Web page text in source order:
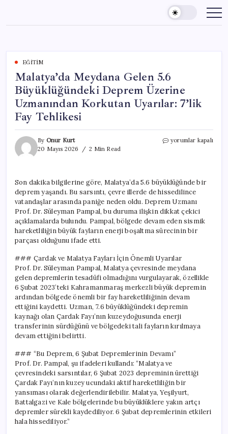
content
EĞITIM
Malatya’da Meydana Gelen 5.6
Büyüklüğündeki Deprem Üzerine
Uzmanından Korkutan Uyarılar: 7’lik
Fay Tehlikesi
By Onur Kurt
20 Mayıs 2026
2 Min Read
Malatya’da
Deprem
Üzerine
Uzmanından
Korkutan
Uyarılar:
Fay
yorumlar kapalı
Son dakika bilgilerine göre, Malatya’da 5.6 büyüklüğünde bir
deprem yaşandı. Bu sarsıntı, çevre illerde de hissedilince
vatandaşlar arasında paniğe neden oldu. Deprem Uzmanı
Prof. Dr. Süleyman Pampal, bu duruma ilişkin dikkat çekici
açıklamalarda bulundu. Pampal, bölgede devam eden sismik
hareketliliğin büyük fayların enerji boşaltma sürecinin bir
parçası olduğunu ifade etti.
### Çardak ve Malatya Fayları İçin Önemli Uyarılar
Prof. Dr. Süleyman Pampal, Malatya çevresinde meydana
gelen depremlerin tesadüfi olmadığını vurgulayarak, özellikle
6 Şubat 2023’teki Kahramanmaraş merkezli büyük depremin
ardından bölgede önemli bir fay hareketliliğinin devam
ettiğini kaydetti. Uzman, 7.6 büyüklüğündeki depremin
kaynağı olan Çardak Fayı’nın kuzeydoğusunda enerji
transferinin sürdüğünü ve bölgedeki tali fayların kırılmaya
devam ettiğini belirtti.
### “Bu Deprem, 6 Şubat Depremlerinin Devamı”
Prof. Dr. Pampal, şu ifadeleri kullandı: “Malatya ve
çevresindeki sarsıntılar, 6 Şubat 2023 depreminin ürettiği
Çardak Fayı’nın kuzey ucundaki aktif hareketliliğin bir
yansıması olarak değerlendirilebilir. Malatya, Yeşilyurt,
Battalgazi ve Kale bölgelerinde bu büyüklüklere yakın artçı
depremler sürekli kaydediliyor. 6 Şubat depremlerinin etkileri
hala hissediliyor.”